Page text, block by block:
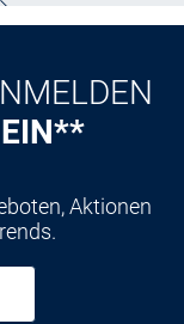
Aktionen